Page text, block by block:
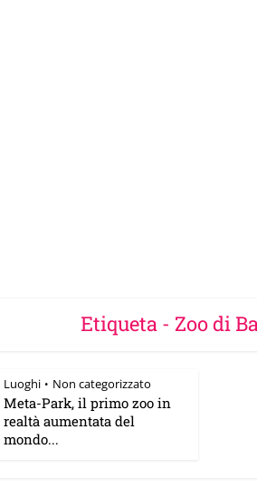
Etiqueta - Zoo di
Luoghi • Non categorizzato
Meta-Park, il primo zoo in
realtà aumentata del
mondo...